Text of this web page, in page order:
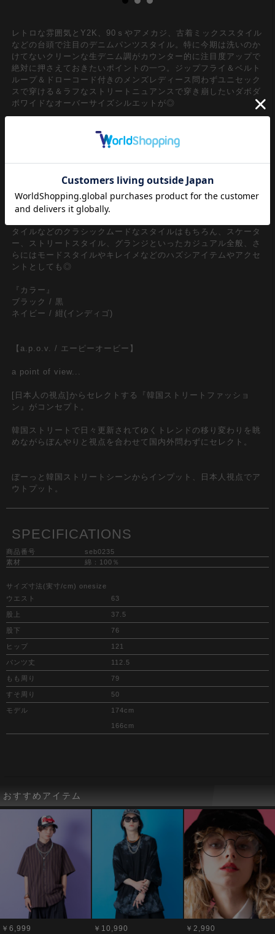
レトロな雰囲気とY2K、90ｓやアメカジ、古着ミックススタイル
などの台頭で注目のデニムパンツスタイル。特に今期は洗いのか
けてないクリーンな生デニム調がカウンター的に注目度アップで
絶対に押さえておきたいポイントの一つ。ジップフライ＆ベルト
ループ＆ドローコード付きのメンズレディース問わずユニセック
スで穿ける＆ラフなストリートニュアンスで穿き崩したいダボダ
ボワイドなオーバーサイズシルエットが◎
チェック柄のパンツを見せたようなフェイクレイヤードスタイル
がアイキャッチー。今期盛り上がりを見せる短丈トップスやアウ
ターの下から覗かせるパンツのノスタルジックなムードの90年代
たような極太ワイドフォルムは裾に配置したドローコードでバル
ーンライクにも変形可能な細部のギミックも好ポイント。韓国ス
トリートファッションの『今』を映し出すようなデザインスタイ
タイルなどのクラシックムードなスタイルはもちろん、スケータ
ー、ストリートスタイル、グランジといったカジュアル全般、さ
らにはモードスタイルやキレイメなどのハズシアイテムやアクセ
ントとしても◎
『カラー』
ブラック / 黒
ネイビー / 紺(インディゴ)
【a.p.o.v. / エーピーオービー】
a point of view...
[日本人の視点]からセレクトする『韓国ストリートファッショ
ン』がコンセプト。
韓国ストリートで日々更新されてゆくトレンドの移り変わりを眺
めながらぼんやりと視点を合わせて国内外問わずにセレクト。
ぼーっと韓国ストリートシーンからインプット、日本人視点でア
ウトプット。
SPECIFICATIONS
商品番号
seb0235
素材
綿：100％
サイズ寸法(実寸/cm) onesize
ウエスト
63
股上 37.5
股下 76
ヒップ 121
パンツ丈 112.5
もも周り 79
すそ周り 50
モデル 174cm
166cm
おすすめアイテム
￥6,999 ￥10,990 ￥2,990